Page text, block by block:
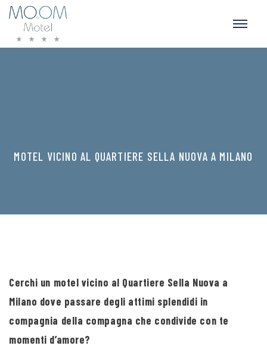
MOTEL VICINO AL QUARTIERE SELLA NUOVA A MILANO
Cerchi un motel vicino al Quartiere Sella Nuova a
Milano dove passare degli attimi splendidi in
compagnia della compagna che condivide con te
momenti d’amore?